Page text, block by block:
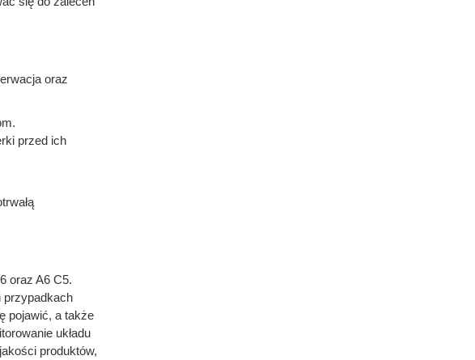
oraz
przed ich
oraz A6 C5.
przypadkach
pojawić, a także
układu
produktów,